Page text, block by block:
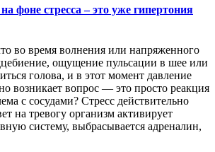
фоне стресса – это уже гипертония
во время волнения или напряженного
ощущение пульсации в шее или
голова, и в этот момент давление
возникает вопрос — это просто реакция
с сосудами? Стресс действительно
на тревогу организм активирует
систему, выбрасывается адреналин,